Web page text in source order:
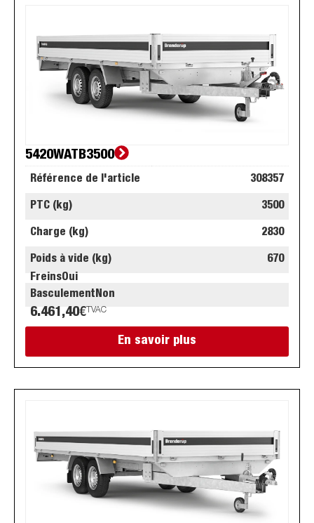
5420WATB3500
Référence de l'article 308357
PTC (kg) 3500
Charge (kg) 2830
Poids à vide (kg)
670
FreinsOui
BasculementNon
6.461,40€ TVAC
En savoir plus